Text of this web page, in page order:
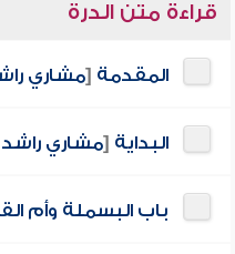
قراءة متن الدرة
المقدمة [مشاري
البداية [مشاري
باب البسملة وأم